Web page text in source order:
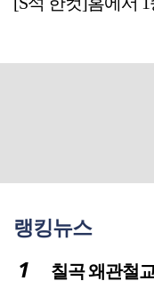
랭킹뉴스
칠곡 왜관철